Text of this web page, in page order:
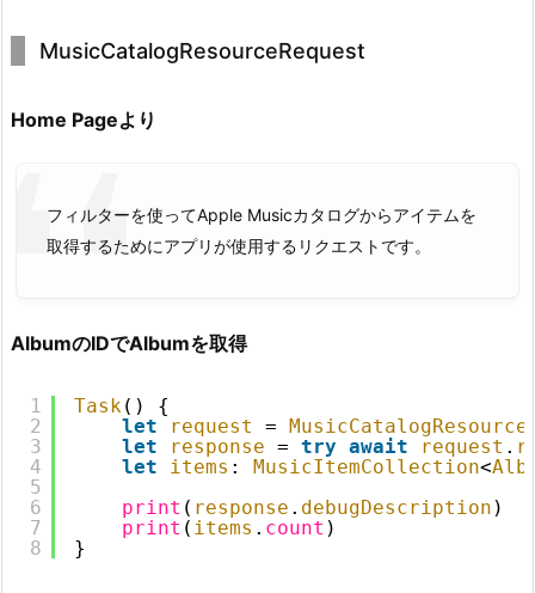
MusicCatalogResourceRequest
Home Pageより
フィルターを使ってApple Musicカタログからアイテムを
取得するためにアプリが使用するリクエストです。
AlbumのIDでAlbumを取得
1
2
3
4
5
6
7
8
Task () {
let
request =
let
response = try await request .
let
items : MusicItemCollection<
print ( response . debugDescription )
print ( items . count )
}